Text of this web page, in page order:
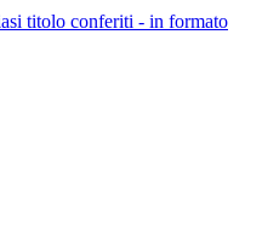
titolo conferiti - in formato